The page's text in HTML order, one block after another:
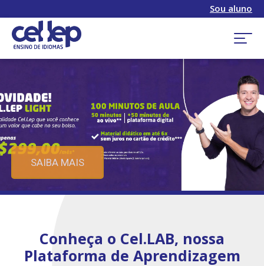
Sou aluno
SAIBA MAIS
Conheça o Cel.LAB, nossa
Plataforma de Aprendizagem